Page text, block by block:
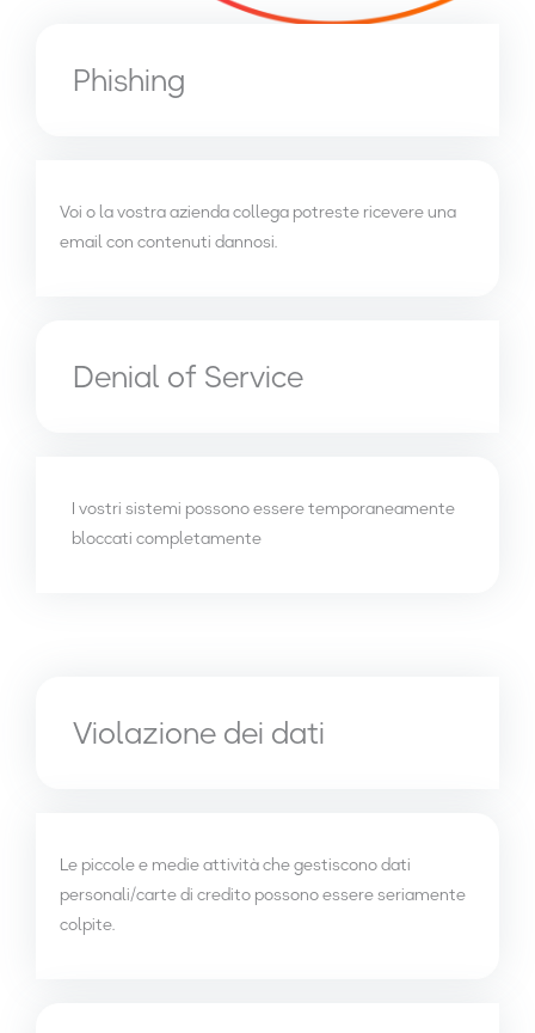
Phishing
Voi o la vostra azienda collega potreste ricevere una
email con contenuti dannosi.
Denial of Service
I vostri sistemi possono essere temporaneamente
bloccati completamente
Violazione dei dati
Le piccole e medie attività che gestiscono dati
personali/carte di credito possono essere seriamente
colpite.